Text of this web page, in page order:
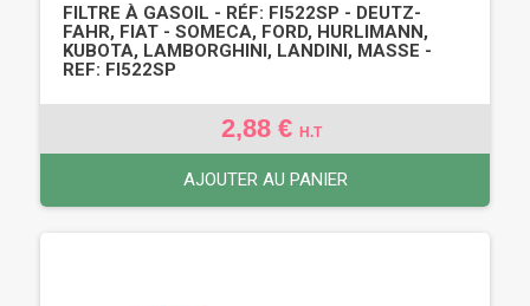
FILTRE À GASOIL - RÉF: FI522SP - DEUTZ-
FAHR, FIAT - SOMECA, FORD, HURLIMANN,
KUBOTA, LAMBORGHINI, LANDINI, MASSE -
REF: FI522SP
2,88 € H.T
AJOUTER AU PANIER